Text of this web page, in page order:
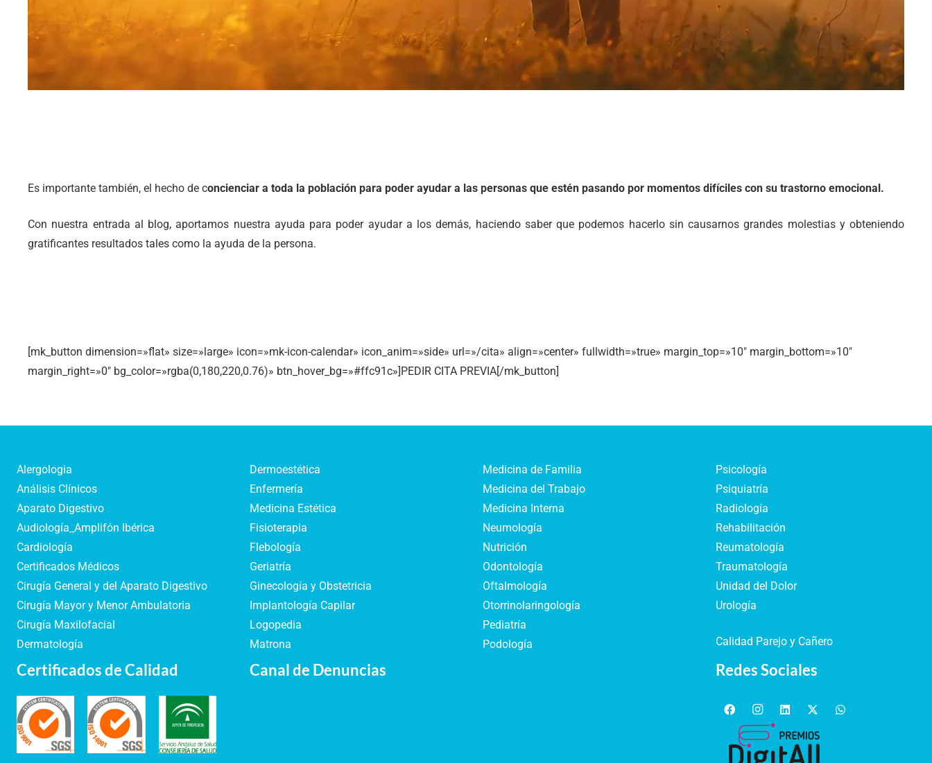
Es importante también, el hecho de concienciar a toda la población para poder ayudar a las personas que estén pasando por momentos difíciles con su trastorno emocional.
Con nuestra entrada al blog, aportamos nuestra ayuda para poder ayudar a los demás, haciendo saber que podemos hacerlo sin causarnos grandes molestias y obteniendo
gratificantes resultados tales como la ayuda de la persona.
[mk_button dimension=»flat» size=»large» icon=»mk-icon-calendar» icon_anim=»side» url=»/cita» align=»center» fullwidth=»true» margin_top=»10″ margin_bottom=»10″
margin_right=»0″ bg_color=»rgba(0,180,220,0.76)» btn_hover_bg=»#ffc91c»]PEDIR CITA PREVIA[/mk_button]
Alergologia
Análisis Clínicos
Aparato Digestivo
Audiología_Amplifón Ibérica
Cardiología
Certificados Médicos
Cirugía General y del Aparato Digestivo
Cirugía Mayor y Menor Ambulatoria
Cirugía Maxilofacial
Dermatología
Dermoestética
Enfermería
Medicina Estética
Fisioterapia
Flebología
Geriatría
Ginecología y Obstetricia
Implantología Capilar
Logopedia
Matrona
Medicina de Familia
Medicina del Trabajo
Medicina Interna
Neumología
Nutrición
Odontología
Oftalmología
Otorrinolaringología
Pediatría
Podología
Psicología
Psiquiatría
Radiología
Rehabilitación
Reumatología
Traumatología
Unidad del Dolor
Urología
Calidad Parejo y Cañero
Certificados de Calidad Canal de Denuncias Redes Sociales